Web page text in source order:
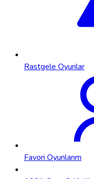
Rastgele Oyunlar
Favori Oyunlarım